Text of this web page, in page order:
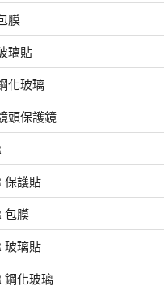
膜
璃貼
化玻璃
頭保護鏡
保護貼
包膜
玻璃貼
鋼化玻璃